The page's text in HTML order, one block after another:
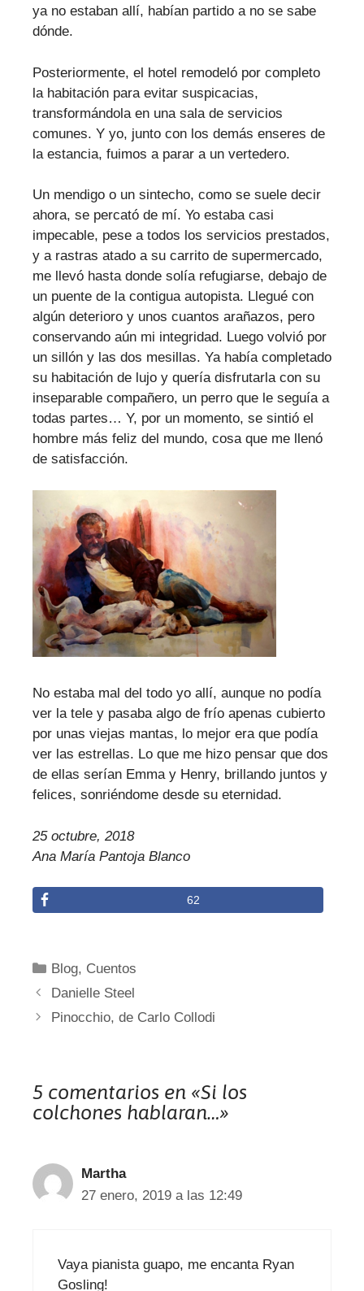
ya no estaban allí, habían partido a no se sabe
dónde.
Posteriormente, el hotel remodeló por completo
la habitación para evitar suspicacias,
transformándola en una sala de servicios
comunes. Y yo, junto con los demás enseres de
la estancia, fuimos a parar a un vertedero.
Un mendigo o un sintecho, como se suele decir
ahora, se percató de mí. Yo estaba casi
impecable, pese a todos los servicios prestados,
y a rastras atado a su carrito de supermercado,
me llevó hasta donde solía refugiarse, debajo de
un puente de la contigua autopista. Llegué con
algún deterioro y unos cuantos arañazos, pero
conservando aún mi integridad. Luego volvió por
un sillón y las dos mesillas. Ya había completado
su habitación de lujo y quería disfrutarla con su
inseparable compañero, un perro que le seguía a
todas partes… Y, por un momento, se sintió el
hombre más feliz del mundo, cosa que me llenó
de satisfacción.
No estaba mal del todo yo allí, aunque no podía
ver la tele y pasaba algo de frío apenas cubierto
por unas viejas mantas, lo mejor era que podía
ver las estrellas. Lo que me hizo pensar que dos
de ellas serían Emma y Henry, brillando juntos y
felices, sonriéndome desde su eternidad.
25 octubre, 2018
Ana María Pantoja Blanco
62
Categorías
Blog, Cuentos
Danielle Steel
Pinocchio, de Carlo Collodi
5 comentarios en «Si los
colchones hablaran…»
Martha
27 enero, 2019 a las 12:49
Vaya pianista guapo, me encanta Ryan
Gosling!